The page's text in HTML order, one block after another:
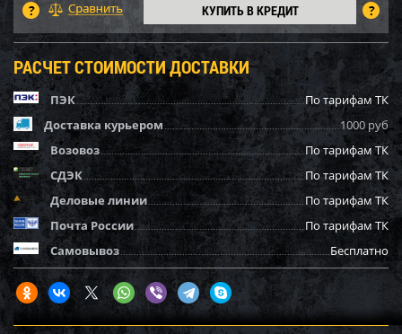
КУПИТЬ В КРЕДИТ
РАСЧЕТ СТОИМОСТИ ДОСТАВКИ
ПЭК
По тарифам ТК
Доставка курьером
1000 руб
Возовоз
По тарифам ТК
СДЭК
По тарифам ТК
Деловые линии
По тарифам ТК
Почта России
По тарифам ТК
Самовывоз
Бесплатно